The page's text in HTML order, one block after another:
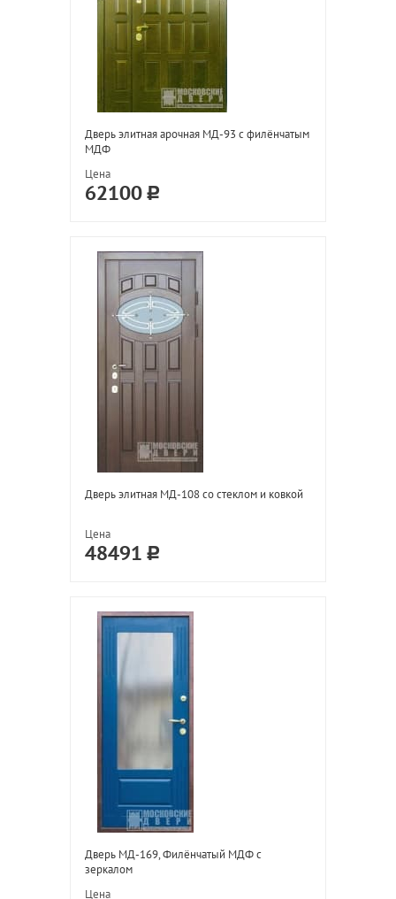
Дверь элитная арочная МД-93 с филёнчатым
МДФ
Цена
62100
Дверь элитная МД-108 со стеклом и ковкой
Цена
48491
Дверь МД-169, Филёнчатый МДФ с
зеркалом
Цена